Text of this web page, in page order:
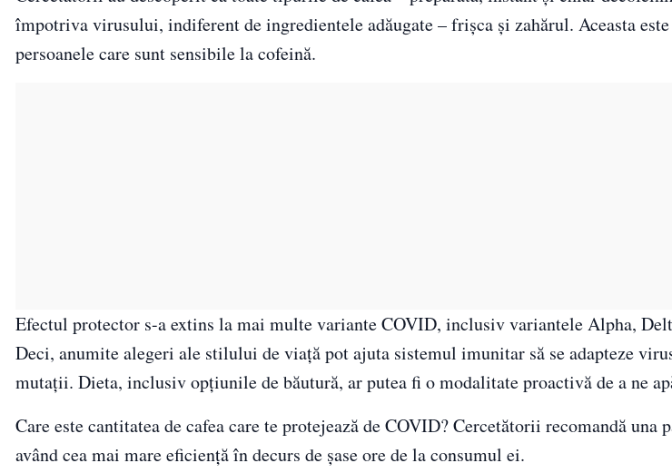
împotriva virusului, indiferent de ingredientele adăugate – frișca și zahărul. Aceasta
persoanele care sunt sensibile la cofeină.
Efectul protector s-a extins la mai multe variante COVID, inclusiv variantele Alpha,
Deci, anumite alegeri ale stilului de viață pot ajuta sistemul imunitar să se adapteze
mutații. Dieta, inclusiv opțiunile de băutură, ar putea fi o modalitate proactivă de a ne
Care este cantitatea de cafea care te protejează de COVID? Cercetătorii recomandă una
având cea mai mare eficiență în decurs de șase ore de la consumul ei.